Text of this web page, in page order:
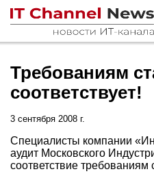
Требованиям
соответствует!
3 сентября 2008 г.
Специалисты компании
аудит Московского
соответствие требованиям